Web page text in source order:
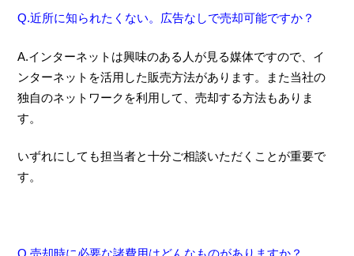
Q.近所に知られたくない。広告なしで売却可能ですか？
A.インターネットは興味のある人が見る媒体ですので、イ
ンターネットを活用した販売方法があります。また当社の
独自のネットワークを利用して、売却する方法もありま
す。
いずれにしても担当者と十分ご相談いただくことが重要で
す。
Q.売却時に必要な諸費用はどんなものがありますか？